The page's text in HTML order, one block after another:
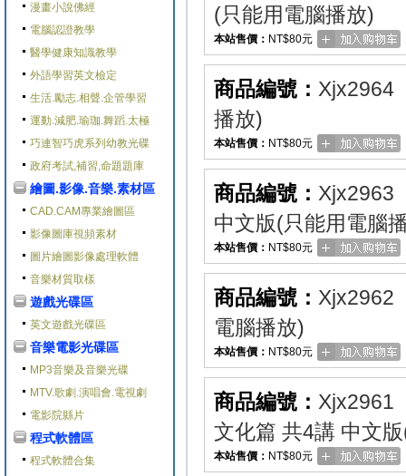
漫畫小說佛經
電腦認證教學
醫學健康知識教學
外語學習英文檢定
生活.勵志.相聲.企管學習
運動.減肥.瑜珈.舞蹈.太極
巧連智巧虎系列幼教光碟
政府考試,補習,命題題庫
繪圖.影像.音樂.素材區
CAD.CAM專業繪圖區
影像圖庫視頻素材
圖片繪圖影像處理軟體
音樂材質取樣
遊戲光碟區
英文遊戲光碟區
音樂電影光碟區
MP3音樂及音樂光碟
MTV.歌劇.演唱會.電視劇
電影院縣片
程式軟體區
程式軟體合集
(只能用電腦播放)
本站售價： NT$80元
商品編號： Xjx2964
播放)
本站售價： NT$80元
商品編號： Xjx2963
中文版(只能用電腦
本站售價： NT$80元
商品編號： Xjx2962
電腦播放)
本站售價： NT$80元
商品編號： Xjx2961
文化篇 共4講 中文
本站售價： NT$80元